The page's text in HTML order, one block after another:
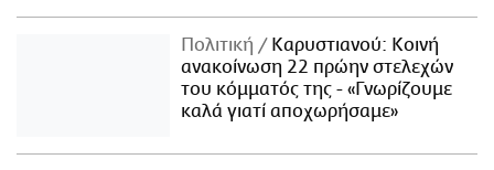
Πολιτική
Καρυστιανού: Κοινή
ανακοίνωση 22 πρώην στελεχών
του κόμματός της - «Γνωρίζουμε
καλά γιατί αποχωρήσαμε»